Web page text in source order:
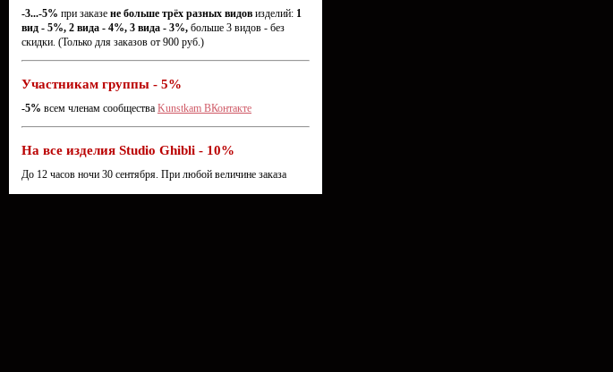
-3...-5% при заказе не больше трёх разных видов изделий: 1
вид - 5%, 2 вида - 4%, 3 вида - 3%, больше 3 видов - без
скидки. (Только для заказов от 900 руб.)
Участникам группы - 5%
-5% всем членам сообщества Kunstkam ВКонтакте
На все изделия Studio Ghibli - 10%
До 12 часов ночи 30 сентября. При любой величине заказа